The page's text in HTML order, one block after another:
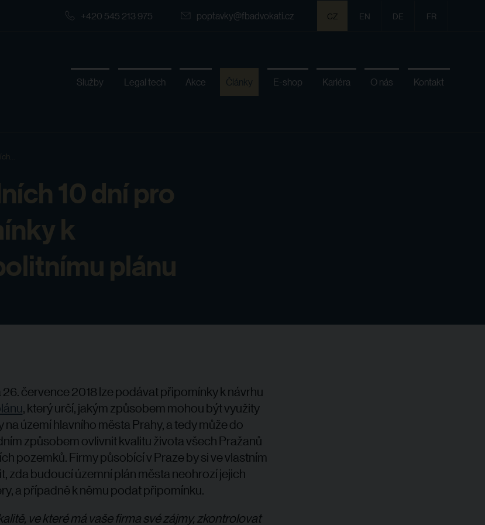
+420 545 213 975 poptavky@fbadvokati.cz CZ EN DE FR
Služby Legal tech Akce Články E-shop Kariéra O nás Kontakt
10 dní pro
k
plánu
26. července 2018 lze podávat připomínky k návrhu
, který určí, jakým způsobem mohou být využity
na území hlavního města Prahy, a tedy může do
způsobem ovlivnit kvalitu života všech Pražanů
pozemků. Firmy působící v Praze by si ve vlastním
zda budoucí územní plán města neohrozí jejich
a případně k němu podat připomínku.
ve které má vaše firma své zájmy, zkontrolovat